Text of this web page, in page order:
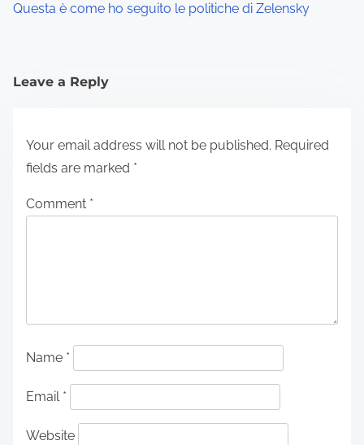
Questa è come ho seguito le politiche di Zelensky
Leave a Reply
Your email address will not be published. Required
fields are marked *
Comment *
Name *
Email *
Website